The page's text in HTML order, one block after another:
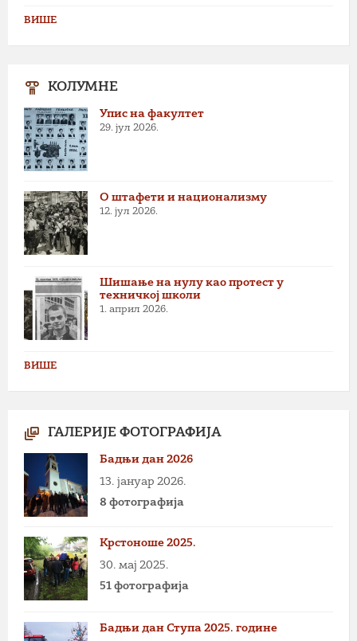
ВИШЕ
КОЛУМНЕ
Упис на факултет
29. јул 2026.
О штафети и национализму
12. јул 2026.
Шишање на нулу као протест у
техничкој школи
1. април 2026.
ВИШЕ
ГАЛЕРИЈЕ ФОТОГРАФИЈА
Бадњи дан 2026
13. јануар 2026.
8 фотографија
Крстоноше 2025.
30. мај 2025.
51 фотографија
Бадњи дан Ступа 2025. године